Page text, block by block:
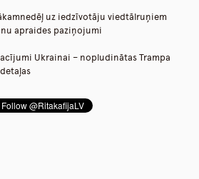
uz iedzīvotāju viedtālruņiem
apraides paziņojumi
Ukrainai – nopludinātas Trampa